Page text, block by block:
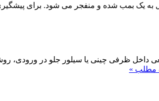
به یک بمب شده و منفجر می شود. برای
داخل ظرفی چینی یا سیلور جلو در ورودی،
مطلب »